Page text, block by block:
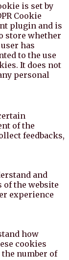
is set by
Cookie
plugin and is
store whether
has
to the use
It does not
personal
of the
feedbacks,
and
of the website
experience
how
cookies
number of